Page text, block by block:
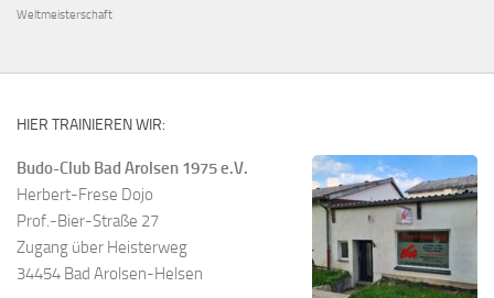
Weltmeisterschaft
HIER TRAINIEREN WIR:
Budo-Club Bad Arolsen 1975 e.V.
Herbert-Frese Dojo
Prof.-Bier-Straße 27
Zugang über Heisterweg
34454 Bad Arolsen-Helsen